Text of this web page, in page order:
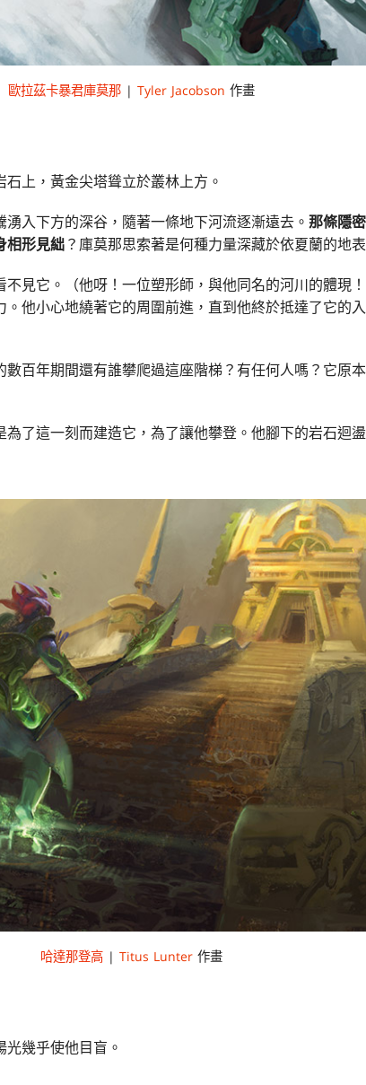
歐拉茲卡暴君庫莫那| Tyler Jacobson 作畫
上，黃金尖塔聳立於叢林上方。
入下方的深谷，隨著一條地下河流逐漸遠去。 那條隱
相形見絀？庫莫那思索著是何種力量深藏於依夏蘭的地
見它。（他呀！一位塑形師，與他同名的河川的體現
他小心地繞著它的周圍前進，直到他終於抵達了它的
百年期間還有誰攀爬過這座階梯？有任何人嗎？它原
了這一刻而建造它，為了讓他攀登。他腳下的岩石迴
哈達那登高| Titus Lunter作畫
幾乎使他目盲。